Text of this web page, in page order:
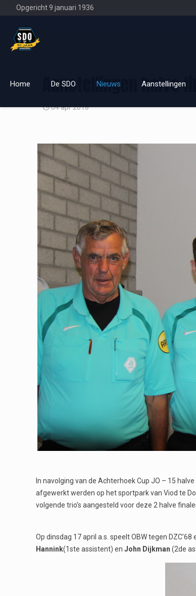
Opgericht 9 januari 1936
Home De SDO Nieuws Aanstellingen
Aanstellingen halve
04 apr 2018
In navolging van de Achterhoek Cup JO – 15
afgewerkt werden op het sportpark van Viod te
volgende trio’s aangesteld voor deze 2 halve
Op dinsdag 17 april a.s. speelt OBW tegen
Hannink(1ste assistent) enJohn Dijkman (2de